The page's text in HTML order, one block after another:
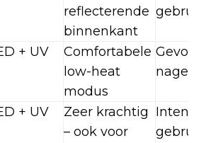
reflecterende
binnenkant
+ UV
Comfortabele
low-heat
modus
nagels
+ UV
Zeer krachtig
– ook voor
gebruik